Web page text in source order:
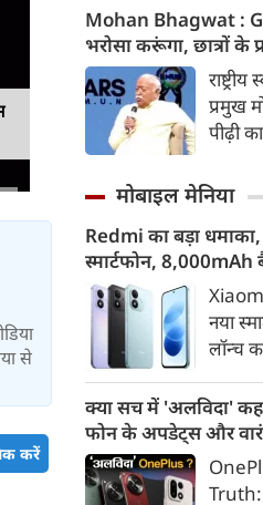
से
करें
कड़ी में
के
और उपयोगी बनाने
शुरू हो
बाई
पास
किया
Mohan Bhagwat :
भरोसा करूंगा, छात्रों के
बताएं, RSS प्रमुख मोहन
और पाकिस्तान को लेकर
प्रमुख
पीढ़ी
मूंदकर
छात्रों
बजाय
उनकी
जरूरत
मोबाइल मेनिया
Redmi का बड़ा
स्मार्टफोन,
नया
लॉन्च
और
चिपसेट
50MP
क्या सच में 'अलविदा'
फोन के अपडेट्स और
Truth: